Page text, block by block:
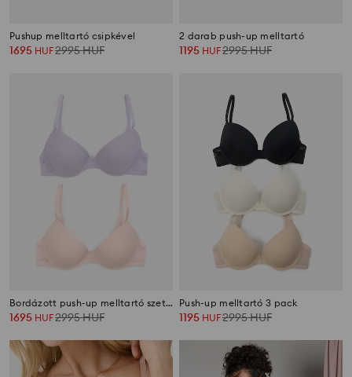
Pushup melltartó csipkével
1695 HUF2995HUF
2 darab push-up melltartó
1195 HUF2995HUF
Bordázott push-up melltartó szett 2 pack
1695 HUF2995HUF
Push-up melltartó 3 pack
1195 HUF2995HUF